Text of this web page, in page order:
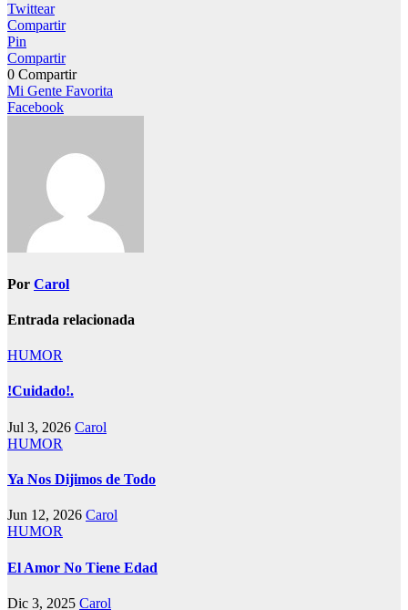
Twittear
Compartir
Pin
Compartir
0 Compartir
Navegación
de
Mi Gente Favorita
Facebook
Por Carol
Entrada relacionada
HUMOR
!Cuidado!.
Jul 3, 2026 Carol
HUMOR
Ya Nos Dijimos de Todo
Jun 12, 2026 Carol
HUMOR
El Amor No Tiene Edad
Dic 3, 2025 Carol